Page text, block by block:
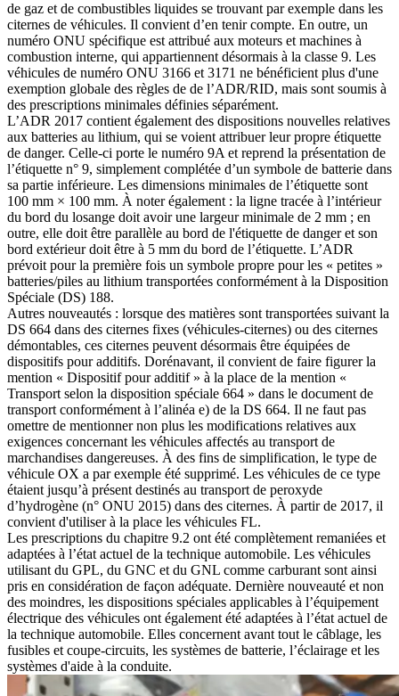
de gaz et de combustibles liquides se trouvant par exemple dans les
citernes de véhicules. Il convient d’en tenir compte. En outre, un
numéro ONU spécifique est attribué aux moteurs et machines à
combustion interne, qui appartiennent désormais à la classe 9. Les
véhicules de numéro ONU 3166 et 3171 ne bénéficient plus d'une
exemption globale des règles de de l’ADR/RID, mais sont soumis à
des prescriptions minimales définies séparément.
L’ADR 2017 contient également des dispositions nouvelles relatives
aux batteries au lithium, qui se voient attribuer leur propre étiquette
de danger. Celle-ci porte le numéro 9A et reprend la présentation de
l’étiquette n° 9, simplement complétée d’un symbole de batterie dans
sa partie inférieure. Les dimensions minimales de l’étiquette sont
100 mm × 100 mm. À noter également : la ligne tracée à l’intérieur
du bord du losange doit avoir une largeur minimale de 2 mm ; en
outre, elle doit être parallèle au bord de l'étiquette de danger et son
bord extérieur doit être à 5 mm du bord de l’étiquette. L’ADR
prévoit pour la première fois un symbole propre pour les « petites »
batteries/piles au lithium transportées conformément à la Disposition
Spéciale (DS) 188.
Autres nouveautés : lorsque des matières sont transportées suivant la
DS 664 dans des citernes fixes (véhicules-citernes) ou des citernes
démontables, ces citernes peuvent désormais être équipées de
dispositifs pour additifs. Dorénavant, il convient de faire figurer la
mention « Dispositif pour additif » à la place de la mention «
Transport selon la disposition spéciale 664 » dans le document de
transport conformément à l’alinéa e) de la DS 664. Il ne faut pas
omettre de mentionner non plus les modifications relatives aux
exigences concernant les véhicules affectés au transport de
marchandises dangereuses. À des fins de simplification, le type de
véhicule OX a par exemple été supprimé. Les véhicules de ce type
étaient jusqu’à présent destinés au transport de peroxyde
d’hydrogène (n° ONU 2015) dans des citernes. À partir de 2017, il
convient d'utiliser à la place les véhicules FL.
Les prescriptions du chapitre 9.2 ont été complètement remaniées et
adaptées à l’état actuel de la technique automobile. Les véhicules
utilisant du GPL, du GNC et du GNL comme carburant sont ainsi
pris en considération de façon adéquate. Dernière nouveauté et non
des moindres, les dispositions spéciales applicables à l’équipement
électrique des véhicules ont également été adaptées à l’état actuel de
la technique automobile. Elles concernent avant tout le câblage, les
fusibles et coupe-circuits, les systèmes de batterie, l’éclairage et les
systèmes d'aide à la conduite.